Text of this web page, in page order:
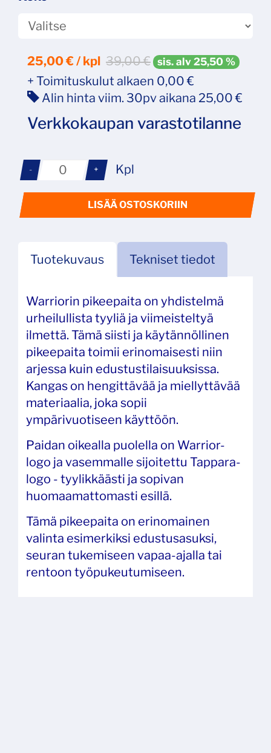
25,00€ / kpl 39,00 € sis. alv 25,50 %
+ Toimituskulut alkaen 0,00 €
Alin hinta viim. 30pv aikana 25,00 €
Verkkokaupan varastotilanne
- + Kpl
LISÄÄ OSTOSKORIIN
Tuotekuvaus Tekniset tiedot
Warriorin pikeepaita on yhdistelmä
urheilullista tyyliä ja viimeisteltyä
ilmettä. Tämä siisti ja käytännöllinen
pikeepaita toimii erinomaisesti niin
arjessa kuin edustustilaisuuksissa.
Kangas on hengittävää ja miellyttävää
materiaalia, joka sopii
ympärivuotiseen käyttöön.
Paidan oikealla puolella on Warrior-
logo ja vasemmalle sijoitettu Tappara-
logo - tyylikkäästi ja sopivan
huomaamattomasti esillä.
Tämä pikeepaita on erinomainen
valinta esimerkiksi edustusasuksi,
seuran tukemiseen vapaa-ajalla tai
rentoon työpukeutumiseen.